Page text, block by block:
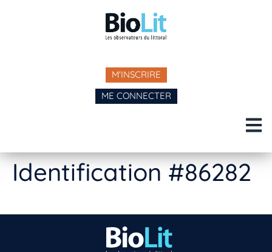
M'INSCRIRE
ME CONNECTER
Identification #86282